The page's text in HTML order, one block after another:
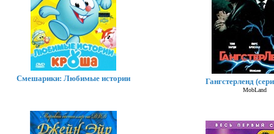
Гангстерленд
MobLand
Смешарики: Любимые истории